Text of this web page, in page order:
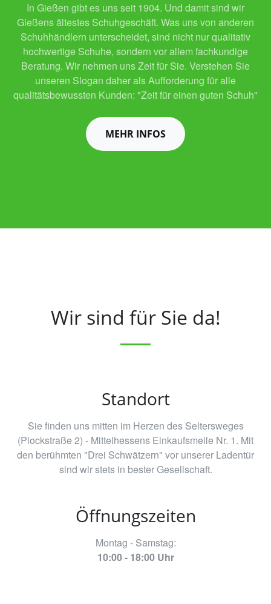
In Gießen gibt es uns seit 1904. Und damit sind wir
Gießens ältestes Schuhgeschäft. Was uns von anderen
Schuhhändlern unterscheidet, sind nicht nur qualitativ
hochwertige Schuhe, sondern vor allem fachkundige
Beratung. Wir nehmen uns Zeit für Sie. Verstehen Sie
unseren Slogan daher als Aufforderung für alle
qualitätsbewussten Kunden: "Zeit für einen guten Schuh"
MEHR INFOS
Wir sind für Sie da!
Standort
Sie finden uns mitten im Herzen des Seltersweges
(Plockstraße 2) - Mittelhessens Einkaufsmeile Nr. 1. Mit
den berühmten "Drei Schwätzern" vor unserer Ladentür
sind wir stets in bester Gesellschaft.
Öffnungszeiten
Montag - Samstag:
10:00 - 18:00 Uhr